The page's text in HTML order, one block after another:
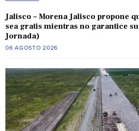
Jalisco – Morena Jalisco propone
sea gratis mientras no garantice
Jornada)
06 AGOSTO 2026